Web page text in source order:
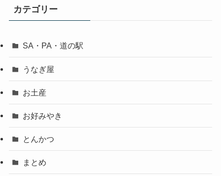
カテゴリー
SA・PA・道の駅
うなぎ屋
お土産
お好みやき
とんかつ
まとめ